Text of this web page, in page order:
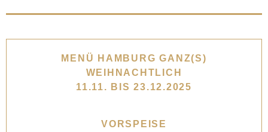
MENÜ HAMBURG GANZ(S)
WEIHNACHTLICH
11.11. BIS 23.12.2025
VORSPEISE